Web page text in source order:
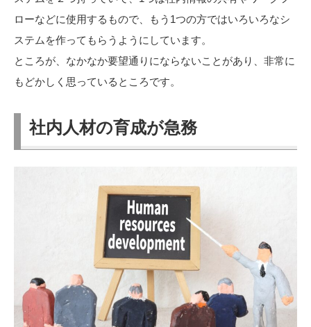
ローなどに使用するもので、もう1つの方ではいろいろなシ
ステムを作ってもらうようにしています。
ところが、なかなか要望通りにならないことがあり、非常に
もどかしく思っているところです。
社内人材の育成が急務